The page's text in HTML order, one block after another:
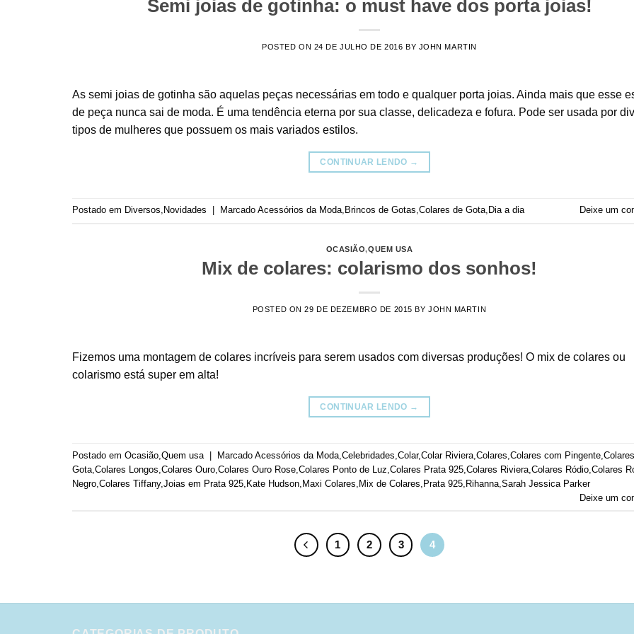
Semi joias de gotinha: o must have dos porta joias!
POSTED ON 24 DE JULHO DE 2016 BY JOHN MARTIN
As semi joias de gotinha são aquelas peças necessárias em todo e qualquer porta joias. Ainda mais que esse
de peça nunca sai de moda. É uma tendência eterna por sua classe, delicadeza e fofura. Pode ser usada por
tipos de mulheres que possuem os mais variados estilos.
CONTINUAR LENDO →
Postado em Diversos, Novidades Marcado Acessórios da Moda, Brincos de Gotas,Colares de Gota, Dia a dia Deixe um
OCASIÃO,QUEM USA
Mix de colares: colarismo dos sonhos!
POSTED ON29 DE DEZEMBRO DE 2015 BY JOHN MARTIN
Fizemos uma montagem de colares incríveis para serem usados com diversas produções! O mix de colares ou
colarismo está super em alta!
CONTINUAR LENDO →
Postado em Ocasião Quem usa Marcado Acessórios da Moda Celebridades Colar,Colar Riviera Colares Colares com Pingente
Gota Colares Longos Colares Ouro Colares Ouro Rose Colares Ponto de Luz Colares Prata 925 Colares Riviera Colares Ródio Colares
Negro Colares Tiffany, Joias em Prata 925 Kate Hudson Maxi Colares Mix de Colares Prata 925 Rihanna Sarah Jessica Parker
Deixe um
1 2 3 4